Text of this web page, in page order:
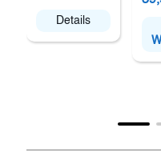
Details